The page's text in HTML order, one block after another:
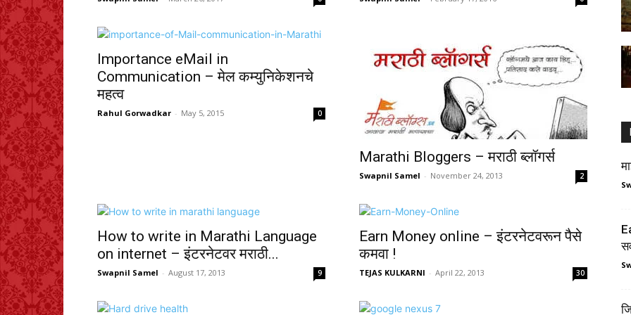
Importance eMail in
Communication – मेल कम्युनिकेशनचे
महत्व
Rahul Gorwadkar - May 5, 2015 0
Marathi Bloggers – मराठी ब्लॉगर्स
Swapnil Samel - November 24, 2013 2
How to write in Marathi Language
on internet – इंटरनेटवर मराठी...
Swapnil Samel - August 17, 2013 9
Earn Money online – इंटरनेटवरून पैसे
कमवा !
TEJAS KULKARNI - April 22, 2013 30